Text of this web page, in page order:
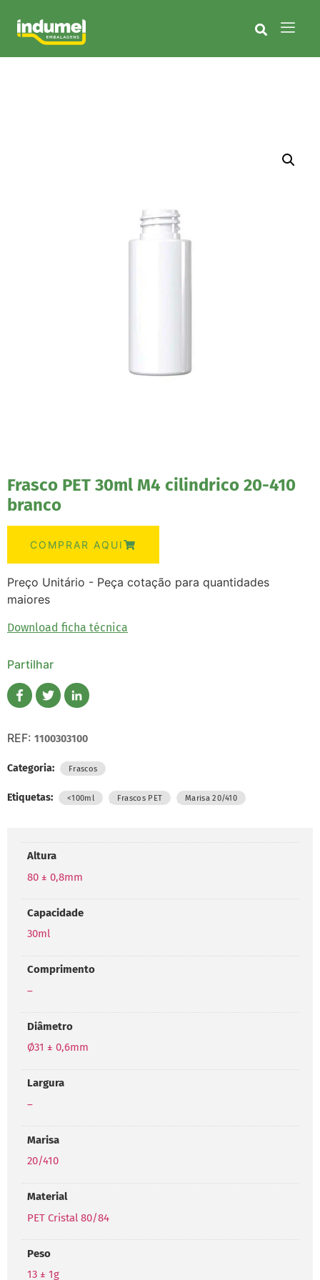
Frasco PET 30ml M4 cilindrico 20-410
branco
COMPRAR AQUI
Preço Unitário - Peça cotação para quantidades
maiores
Download ficha técnica
Partilhar
REF: 1100303100
Categoria: Frascos
Etiquetas: <100ml , Frascos PET Marisa 20/410
Altura
80 ± 0,8mm
Capacidade
30ml
Comprimento
–
Diâmetro
Ø31 ± 0,6mm
Largura
–
Marisa
20/410
Material
PET Cristal 80/84
Peso
13 ± 1g